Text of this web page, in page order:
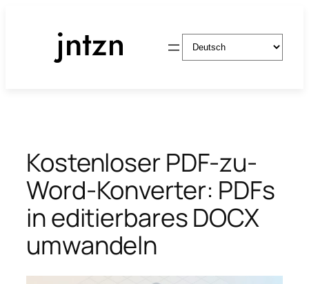
Sprache
auswählen
Kostenloser PDF-zu-
Word-Konverter: PDFs
in editierbares DOCX
umwandeln